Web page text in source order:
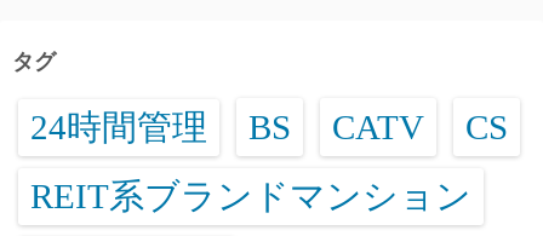
タグ
24時間管理 BS CATV CS
REIT系ブランドマンション